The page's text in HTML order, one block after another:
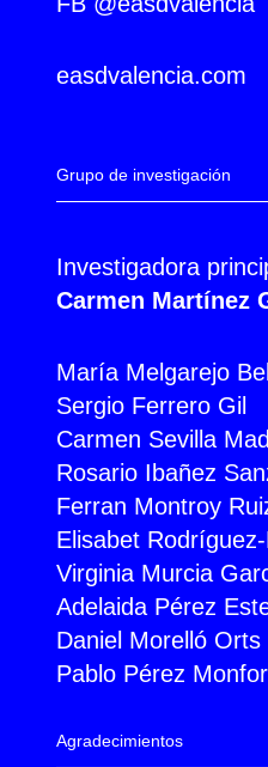
easdvalencia.com
Grupo de investigación
Investigadora
Carmen Martínez
María Melgarejo
Sergio Ferrero Gil
Carmen Sevilla
Rosario Ibañez
Ferran Montroy
Elisabet
Virginia Murcia
Adelaida Pérez
Daniel Morelló Orts
Pablo Pérez
Agradecimientos